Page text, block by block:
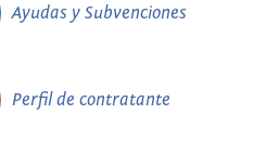
Ayudas y Subvenciones
Perfil de contratante